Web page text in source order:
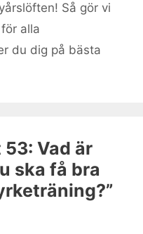
Så gör vi
alla
du dig på bästa
Vad är
ska få bra